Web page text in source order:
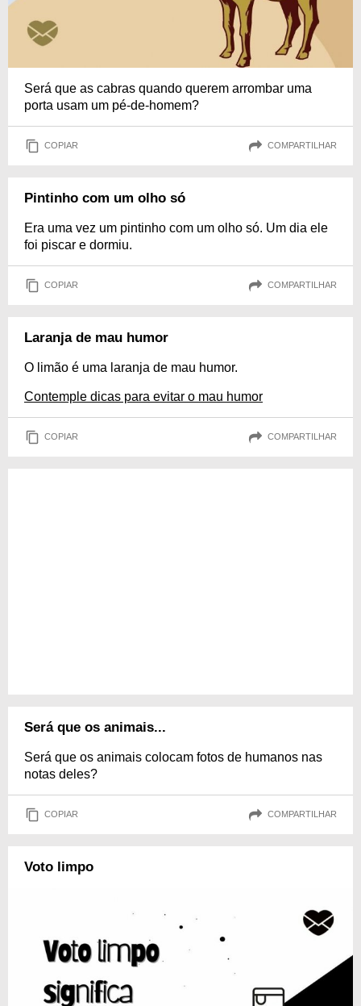
Será que as cabras quando querem arrombar uma
porta usam um pé-de-homem?
COPIAR COMPARTILHAR
Pintinho com um olho só
Era uma vez um pintinho com um olho só. Um dia ele
foi piscar e dormiu.
COPIAR COMPARTILHAR
Laranja de mau humor
O limão é uma laranja de mau humor.
Contemple dicas para evitar o mau humor
COPIAR COMPARTILHAR
Será que os animais...
Será que os animais colocam fotos de humanos nas
notas deles?
COPIAR COMPARTILHAR
Voto limpo